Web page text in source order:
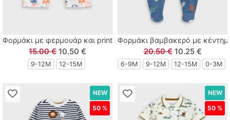
Φορμάκι με φερμουάρ και print βυθός μπλε
15.00 € 10.50 €
9-12Μ 12-15Μ
Φορμάκι βαμβακερό με
20.50 € 10.25 €
6-9M 9-12Μ 12-15Μ 0-3M
NEW
50 %
NEW
50 %